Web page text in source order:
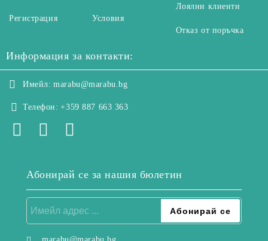
Регистрация Условия
Лоялни клиенти
Отказ от поръчка
Информация за контакти:
Имейл: marabu@marabu.bg
Телефон: +359 887 663 363
Абонирай се за нашия бюлетин